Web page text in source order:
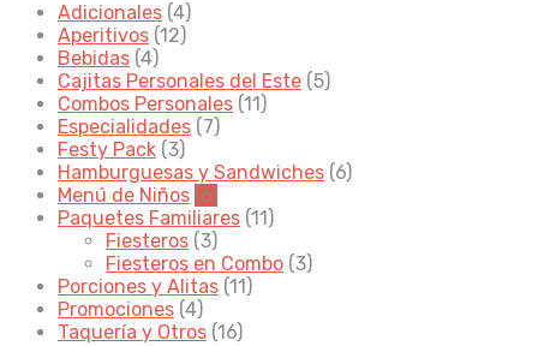
Adicionales (4)
Aperitivos (12)
Bebidas (4)
Cajitas Personales del Este (5)
Combos Personales (11)
Especialidades (7)
Festy Pack (3)
Hamburguesas y Sandwiches (6)
Menú de Niños (6)
Paquetes Familiares (11)
Fiesteros (3)
Fiesteros en Combo (3)
Porciones y Alitas (11)
Promociones (4)
Taquería y Otros (16)